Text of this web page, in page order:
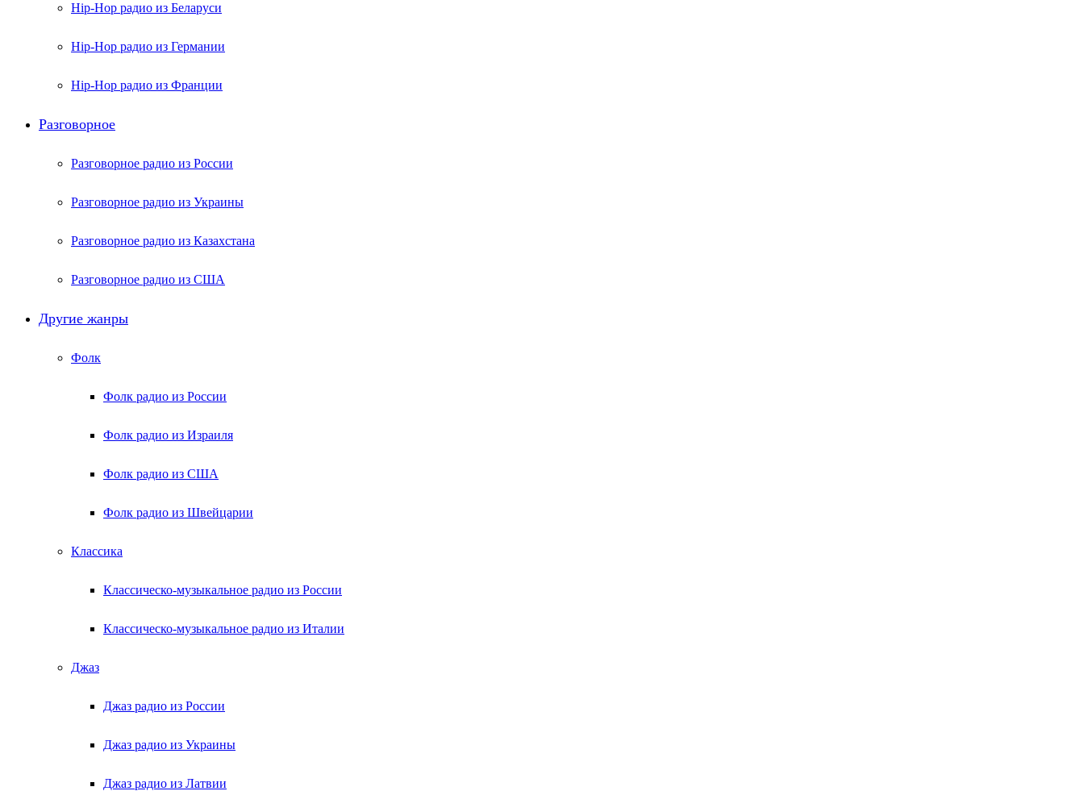
Hip-Hop радио из Беларуси
Hip-Hop радио из Германии
Hip-Hop радио из Франции
Разговорное
Разговорное радио из России
Разговорное радио из Украины
Разговорное радио из Казахстана
Разговорное радио из США
Другие жанры
Фолк
Фолк радио из России
Фолк радио из Израиля
Фолк радио из США
Фолк радио из Швейцарии
Классика
Классическо-музыкальное радио из России
Классическо-музыкальное радио из Италии
Джаз
Джаз радио из России
Джаз радио из Украины
Джаз радио из Латвии